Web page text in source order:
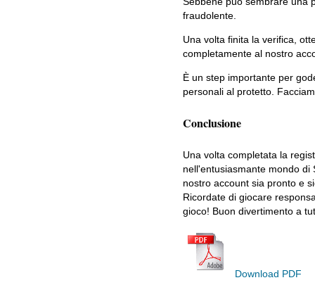
fraudolente.
Una volta finita la verifica,
completamente al nostro
È un step importante per
personali al protetto.
Conclusione
Una volta completata la
nell'entusiasmante mondo di
nostro account sia pronto e
Ricordate di giocare
gioco! Buon divertimento a
Download PDF